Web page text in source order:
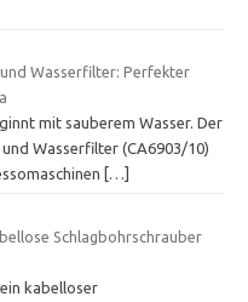
Wasserfilter: Perfekter
mit sauberem Wasser. Der
Wasserfilter (CA6903/10)
[…]
Schlagbohrschrauber
kabelloser